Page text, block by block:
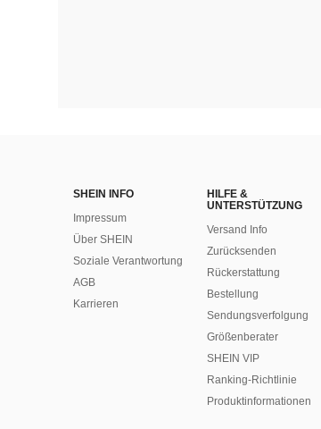
SHEIN INFO
Impressum
Über SHEIN
Soziale Verantwortung
AGB
Karrieren
HILFE &
UNTERSTÜTZUNG
Versand Info
Zurücksenden
Rückerstattung
Bestellung
Sendungsverfolgung
Größenberater
SHEIN VIP
Ranking-Richtlinie
​Produktinformationen